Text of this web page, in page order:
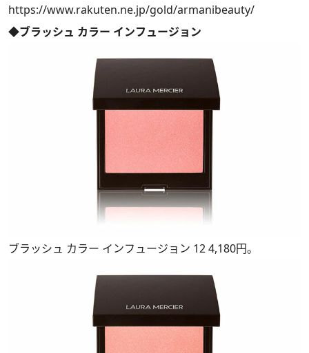
https://www.rakuten.ne.jp/gold/armanibeauty/
◆ブラッシュ カラー インフュージョン
ブラッシュ カラー インフュージョン 12 4,180円。